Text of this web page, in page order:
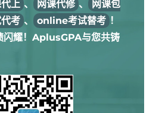
上 、 网课代修 、
网课包
考 、 online考试替考 ！
闪耀！AplusGPA与您共铸